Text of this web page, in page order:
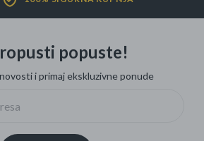
Njega lica, tijela i
Dezodoransi
popuste!
i primaj ekskluzivne ponude